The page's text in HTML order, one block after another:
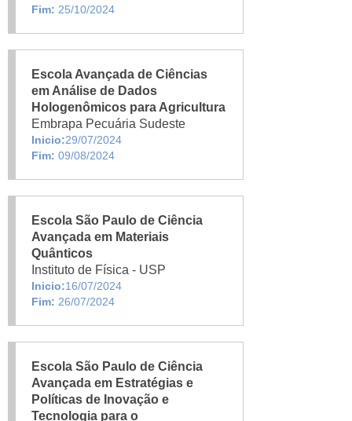
Fim: 25/10/2024
Escola Avançada de Ciências
em Análise de Dados
Hologenômicos para Agricultura
Embrapa Pecuária Sudeste
Inicio:29/07/2024
Fim: 09/08/2024
Escola São Paulo de Ciência
Avançada em Materiais
Quânticos
Instituto de Física - USP
Inicio:16/07/2024
Fim: 26/07/2024
Escola São Paulo de Ciência
Avançada em Estratégias e
Políticas de Inovação e
Tecnologia para o